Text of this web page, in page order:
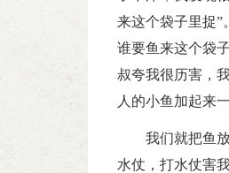
来这个袋子里捉”
谁要鱼来这个袋
叔夸我很历害，
人的小鱼加起来
我们就把鱼
水仗，打水仗害